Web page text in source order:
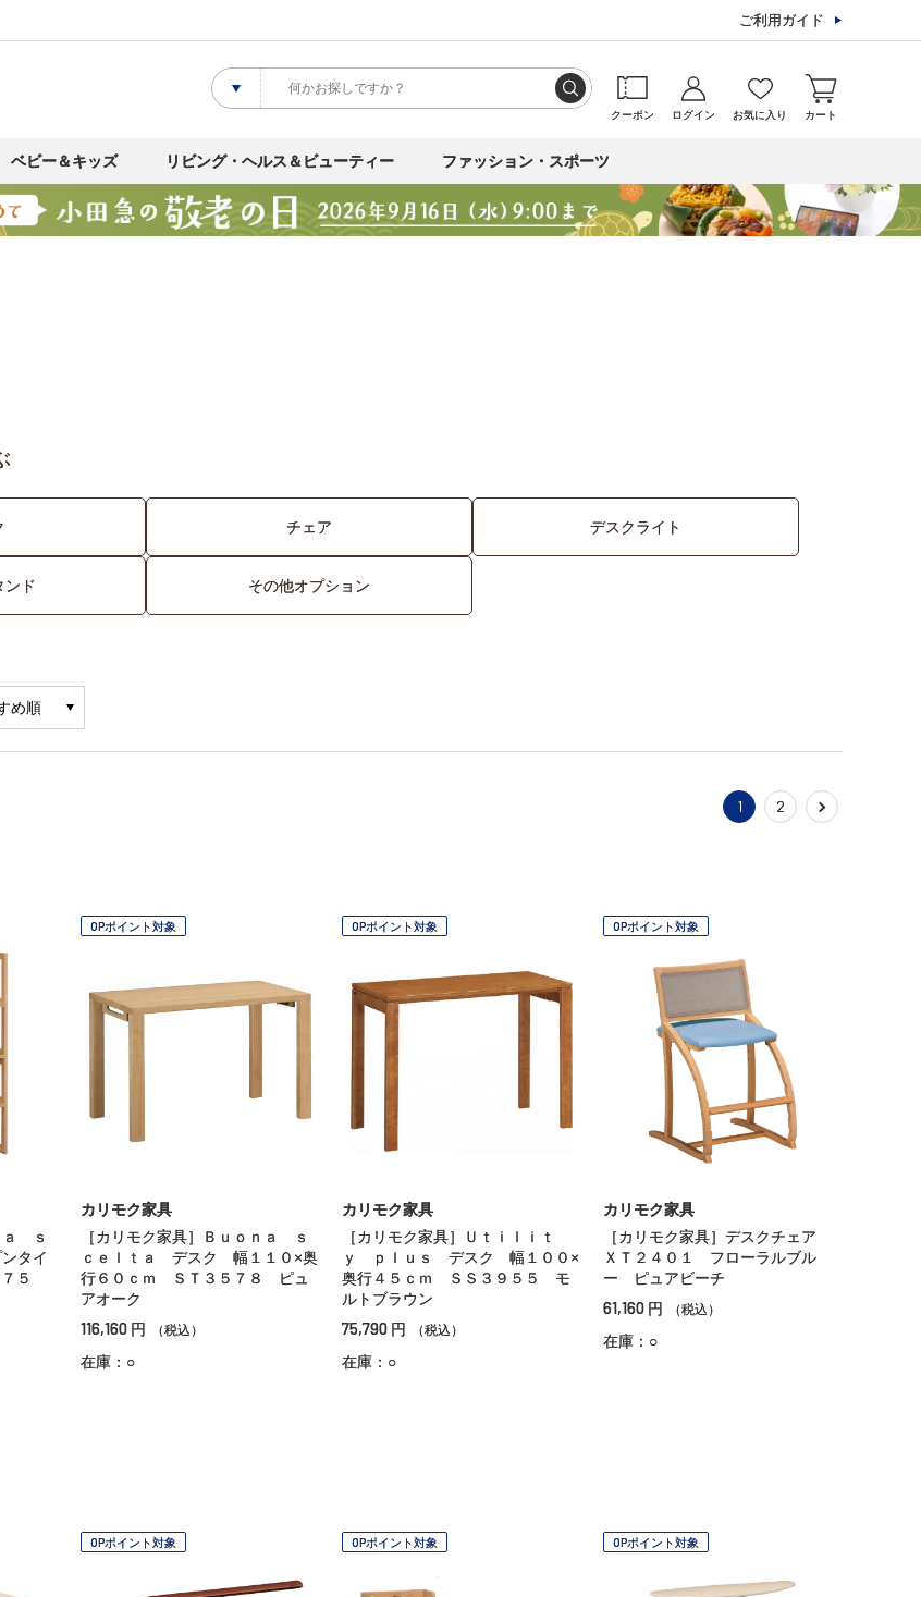
ご利用ガイド
クーポン ログイン お気に入り カート
ベビー＆キッズ リビング・ヘルス＆ビューティー ファッション・スポーツ
チェア デスクライト
ンド その他オプション
1 2
ａ ｓ
タイ
７５
OPポイント対象
カリモク家具
［カリモク家具］Ｂｕｏｎａ ｓ
ｃｅｌｔａ デスク 幅１１０×奥
行６０ｃｍ ＳＴ３５７８ ピュ
アオーク
116,160 円 （税込）
在庫：○
OPポイント対象
カリモク家具
［カリモク家具］Ｕｔｉｌｉｔ
ｙ ｐｌｕｓ デスク 幅１００×
奥行４５ｃｍ ＳＳ３９５５ モ
ルトブラウン
75,790 円 （税込）
在庫：○
OPポイント対象
カリモク家具
［カリモク家具］デスクチェア
ＸＴ２４０１ フローラルブル
ー ピュアビーチ
61,160 円 （税込）
在庫：○
OPポイント対象 OPポイント対象 OPポイント対象